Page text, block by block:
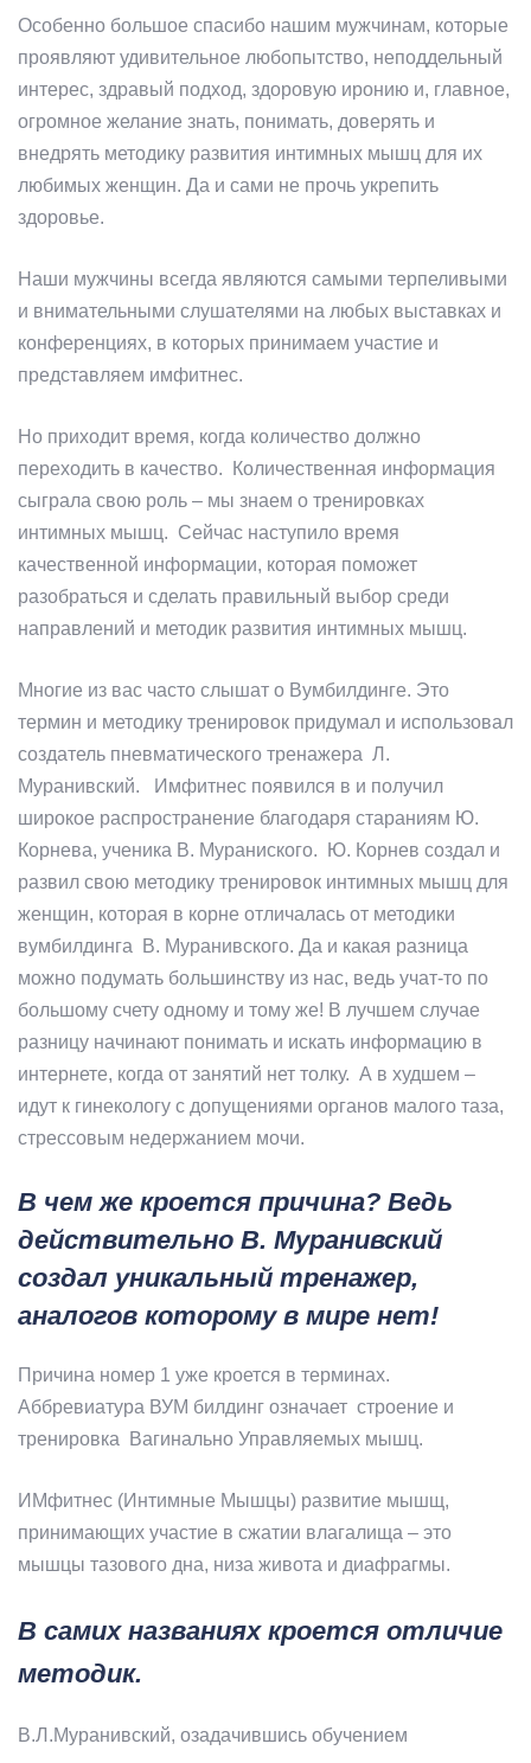
Особенно большое спасибо нашим мужчинам, которые
проявляют удивительное любопытство, неподдельный
интерес, здравый подход, здоровую иронию и, главное,
огромное желание знать, понимать, доверять и
внедрять методику развития интимных мышц для их
любимых женщин. Да и сами не прочь укрепить
здоровье.
Наши мужчины всегда являются самыми терпеливыми
и внимательными слушателями на любых выставках и
конференциях, в которых принимаем участие и
представляем имфитнес.
Но приходит время, когда количество должно
переходить в качество. Количественная информация
сыграла свою роль – мы знаем о тренировках
интимных мышц. Сейчас наступило время
качественной информации, которая поможет
разобраться и сделать правильный выбор среди
направлений и методик развития интимных мышц.
Многие из вас часто слышат о Вумбилдинге. Это
термин и методику тренировок придумал и использовал
создатель пневматического тренажера Л.
Муранивский. Имфитнес появился в и получил
широкое распространение благодаря стараниям Ю.
Корнева, ученика В. Мураниского. Ю. Корнев создал и
развил свою методику тренировок интимных мышц для
женщин, которая в корне отличалась от методики
вумбилдинга В. Муранивского. Да и какая разница
можно подумать большинству из нас, ведь учат-то по
большому счету одному и тому же! В лучшем случае
разницу начинают понимать и искать информацию в
интернете, когда от занятий нет толку. А в худшем –
идут к гинекологу с допущениями органов малого таза,
стрессовым недержанием мочи.
В чем же кроется причина? Ведь
действительно В. Муранивский
создал уникальный тренажер,
аналогов которому в мире нет!
Причина номер 1 уже кроется в терминах.
Аббревиатура ВУМ билдинг означает строение и
тренировка Вагинально Управляемых мышц.
ИМфитнес (Интимные Мышцы) развитие мышщ,
принимающих участие в сжатии влагалища – это
мышцы тазового дна, низа живота и диафрагмы.
В самих названиях кроется отличие
методик.
В.Л.Муранивский, озадачившись обучением